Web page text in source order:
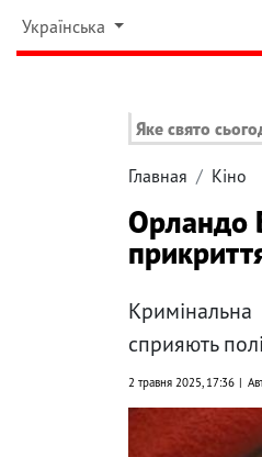
Українська
Яке свято
Главная Кіно
Орландо
сприяють
2 травня 2025, 17:36